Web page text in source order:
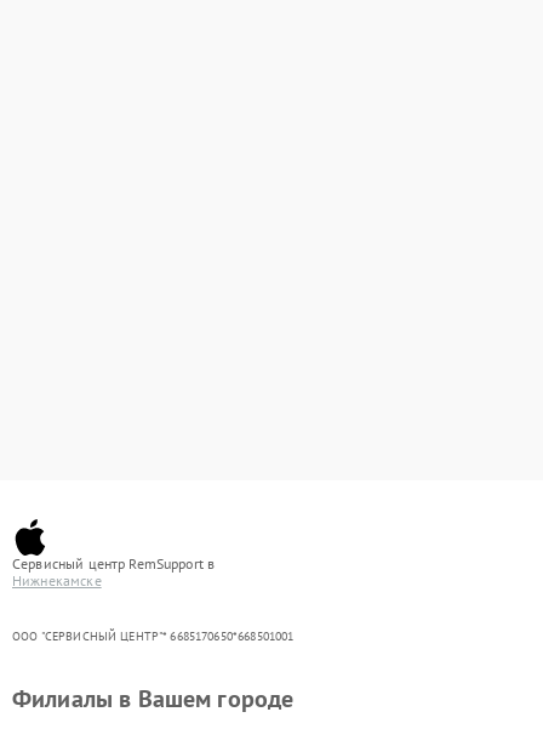
Сервисный центр RemSupport в
Нижнекамске
ООО "СЕРВИСНЫЙ ЦЕНТР"* 6685170650*668501001
Филиалы в Вашем городе